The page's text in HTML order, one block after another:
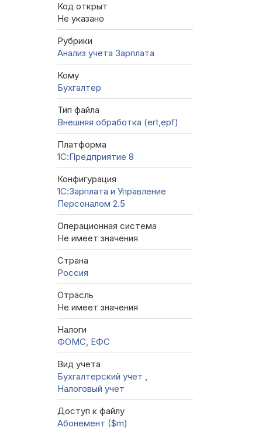
Код открыт
Не указано
Рубрики
Анализ учета Зарплата
Кому
Бухгалтер
Тип файла
Внешняя обработка (ert,epf)
Платформа
1С:Предприятие 8
Конфигурация
1С:Зарплата и Управление
Персоналом 2.5
Операционная система
Не имеет значения
Страна
Россия
Отрасль
Не имеет значения
Налоги
ФОМС, ЕФС
Вид учета
Бухгалтерский учет ,
Налоговый учет
Доступ к файлу
Абонемент ($m)